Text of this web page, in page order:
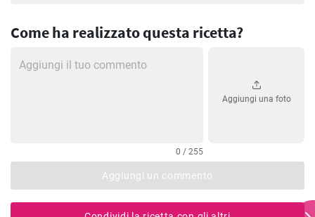
Come ha realizzato questa ricetta?
0 / 255
Aggiungi una foto
Aggiungi un commento